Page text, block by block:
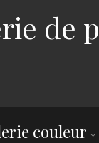
de
couleur